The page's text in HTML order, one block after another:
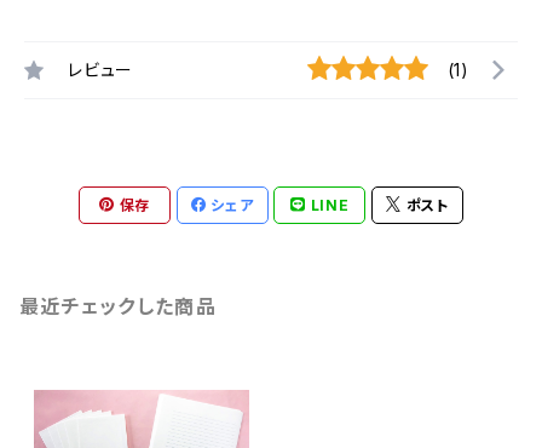
レビュー (1)
保存 シェア LINE ポスト
最近チェックした商品